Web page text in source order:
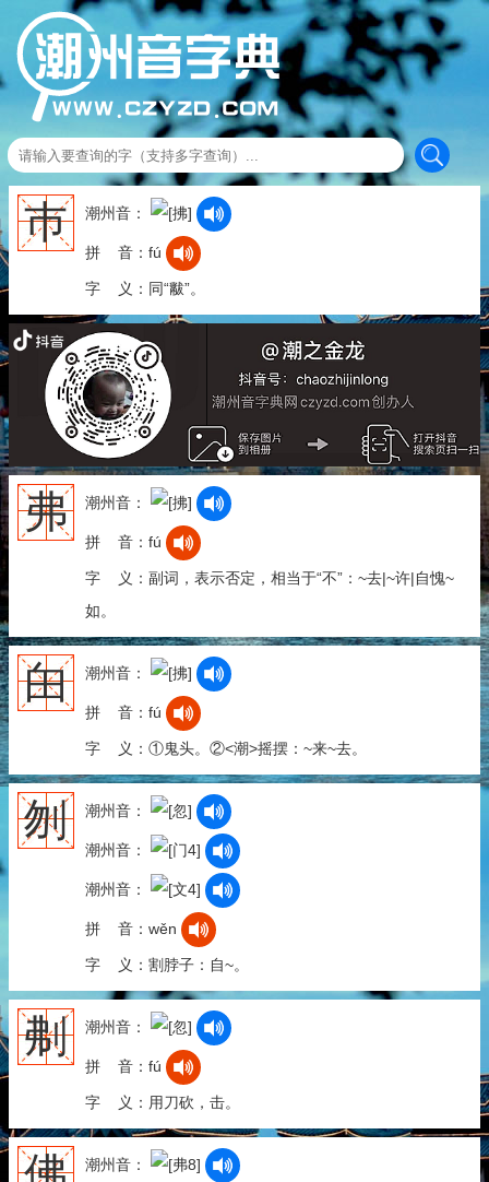
巿 潮州音：
拼 音：fú
字 义：同“黻”。
弗 潮州音：
拼 音：fú
字 义：副词，表示否定，相当于“不”：~去|~许|自愧~
如。
甶 潮州音：
拼 音：fú
字 义：①鬼头。②<潮>摇摆：~来~去。
刎 潮州音：
潮州音：
潮州音：
拼 音：wěn
字 义：割脖子：自~。
刜 潮州音：
拼 音：fú
字 义：用刀砍，击。
潮州音：